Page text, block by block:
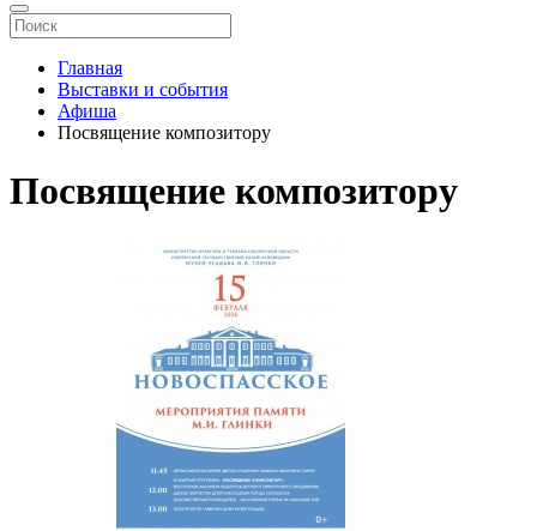
Главная
Выставки и события
Афиша
Посвящение композитору
Посвящение композитору